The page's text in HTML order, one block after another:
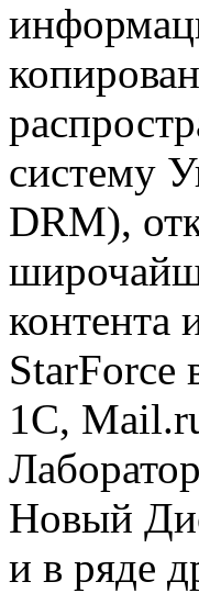
систему
DRM),
контента
StarForce
1С,
Новый
и в ряде